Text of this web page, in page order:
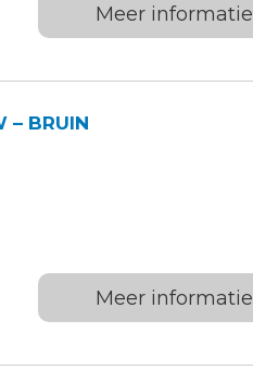
Meer informatie
– BRUIN
Meer informatie